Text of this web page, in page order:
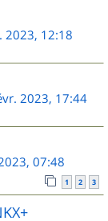
2023, 12:18
2023, 17:44
07:48
1 2 3